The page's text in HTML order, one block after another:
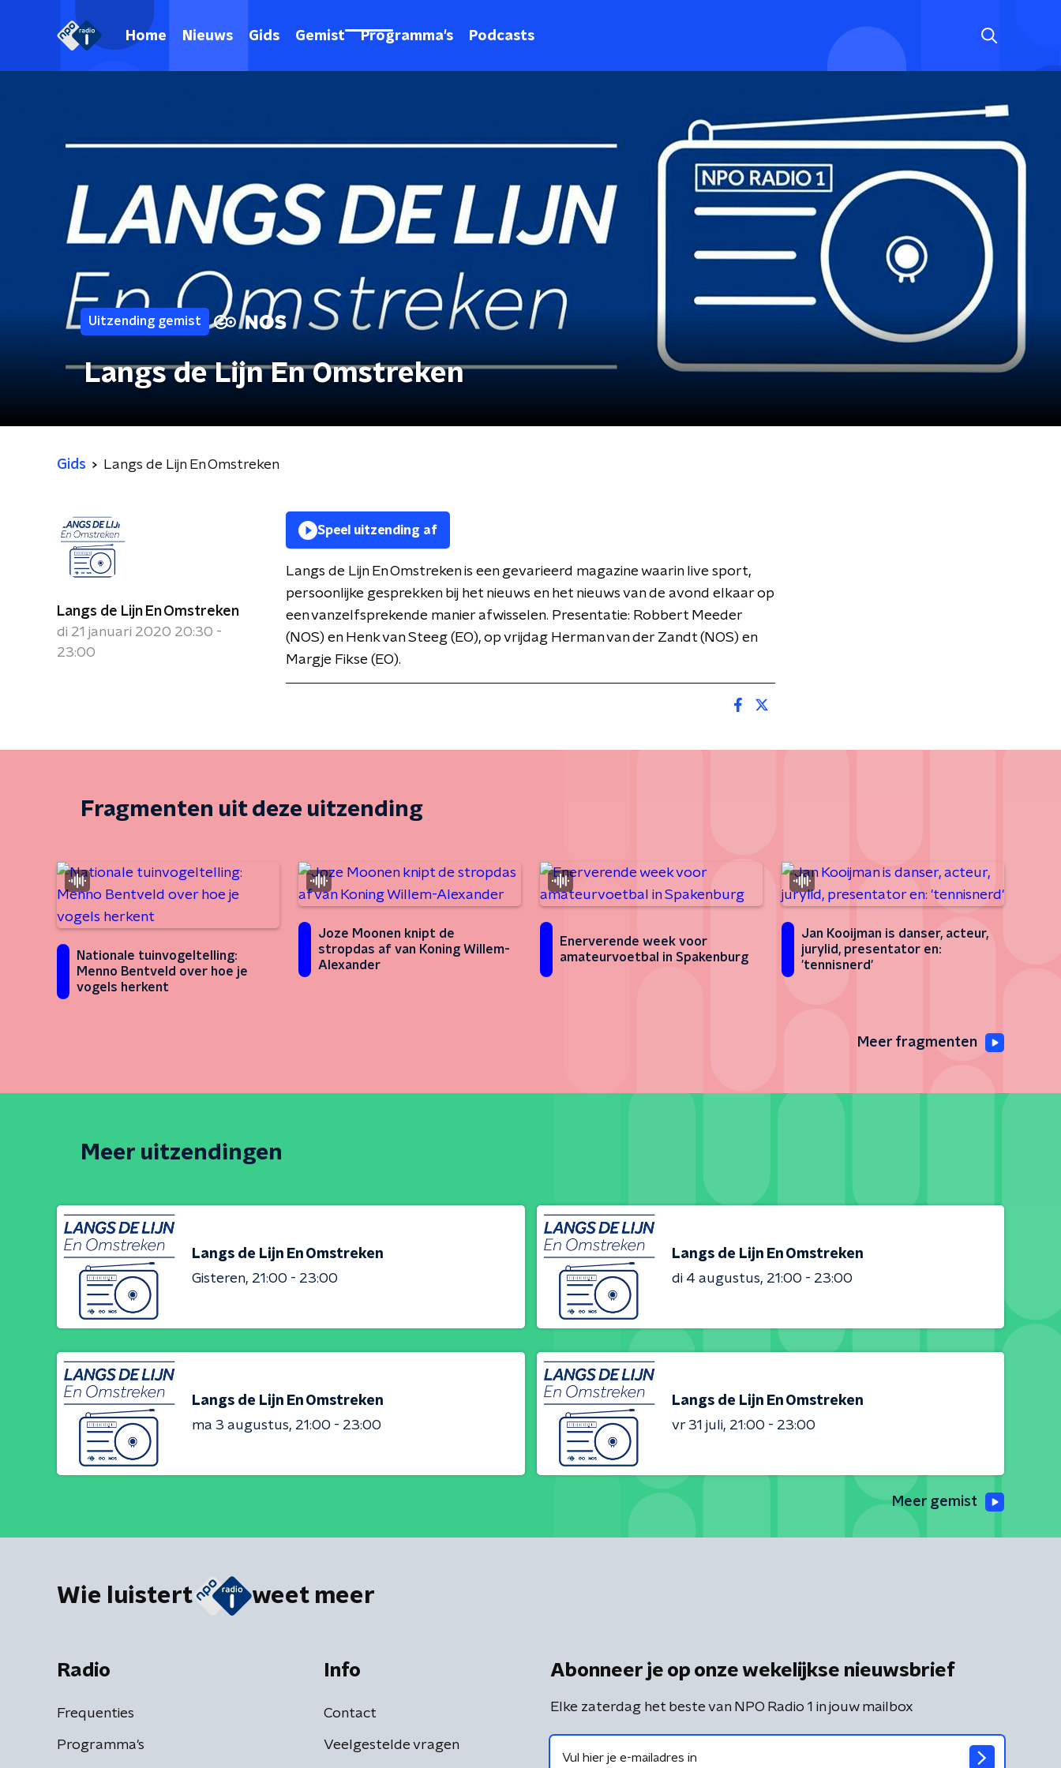
Home Nieuws Gids Gemist Programma's Podcasts
Uitzending gemist
Langs de Lijn En Omstreken
Gids Langs de Lijn En Omstreken
Langs de Lijn En Omstreken
di 21 januari 2020 20:30 -
23:00
Speel uitzending af
Langs de Lijn En Omstreken is een gevarieerd magazine waarin live sport,
persoonlijke gesprekken bij het nieuws en het nieuws van de avond elkaar op
een vanzelfsprekende manier afwisselen. Presentatie: Robbert Meeder
(NOS) en Henk van Steeg (EO), op vrijdag Herman van der Zandt (NOS) en
Margje Fikse (EO).
Fragmenten uit deze uitzending
Nationale tuinvogeltelling:
Menno Bentveld over hoe je
vogels herkent
Joze Moonen knipt de
stropdas af van Koning Willem-
Alexander
Enerverende week voor
amateurvoetbal in Spakenburg
Jan Kooijman is danser, acteur,
jurylid, presentator en:
'tennisnerd'
Meer fragmenten
Meer uitzendingen
Langs de Lijn En Omstreken
Gisteren 21:00 - 23:00
Langs de Lijn En Omstreken
di 4 augustus 21:00 - 23:00
Langs de Lijn En Omstreken
ma 3 augustus 21:00 - 23:00
Langs de Lijn En Omstreken
vr 31 juli 21:00 - 23:00
Meer gemist
Wie luistert weet meer
Radio
Frequenties
Programma's
Info
Contact
Veelgestelde vragen
Abonneer je op onze wekelijkse nieuwsbrief
Elke zaterdag het beste van NPO Radio 1 in jouw mailbox